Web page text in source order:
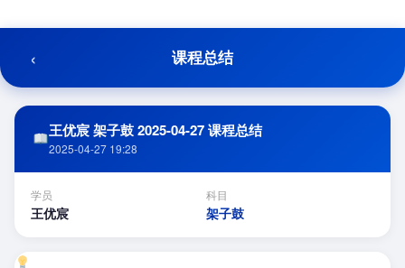
至
容
‹ 课程总结
王优宸 架子鼓 2025-04-27 课程总结
2025-04-27 19:28
学员
王优宸
科目
架子鼓